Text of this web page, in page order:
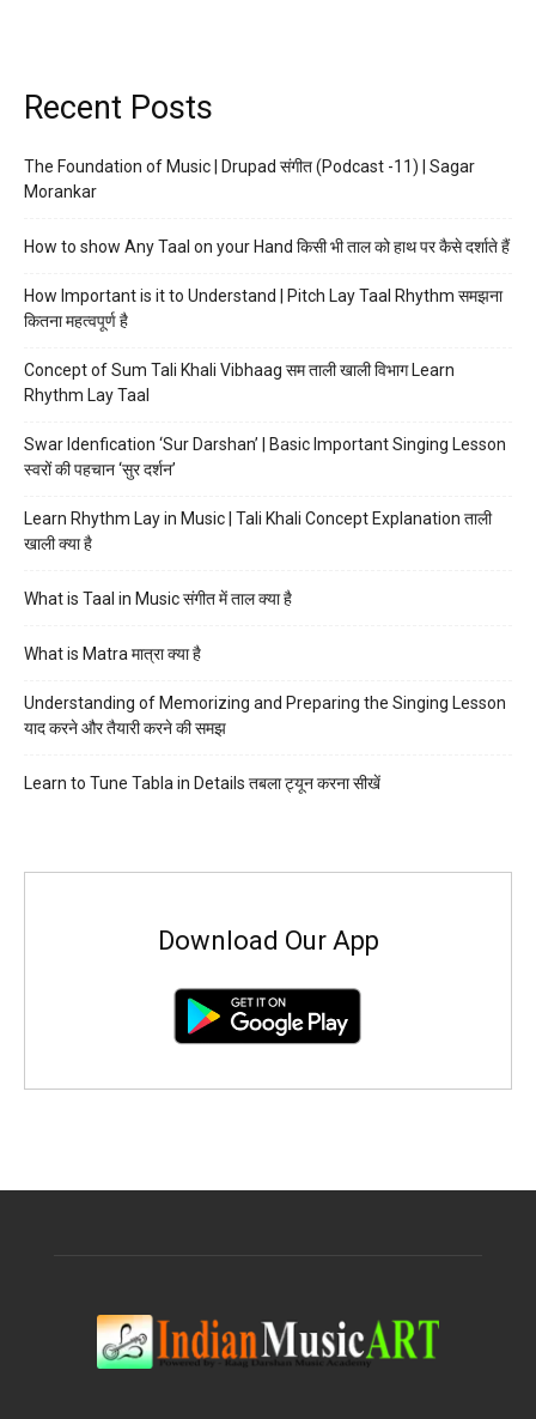
Recent Posts
The Foundation of Music | Drupad संगीत (Podcast -11) | Sagar
Morankar
How to show Any Taal on your Hand किसी भी ताल को हाथ पर कैसे दर्शाते हैं
How Important is it to Understand | Pitch Lay Taal Rhythm समझना
कितना महत्वपूर्ण है
Concept of Sum Tali Khali Vibhaag सम ताली खाली विभाग Learn
Rhythm Lay Taal
Swar Idenfication ‘Sur Darshan’ | Basic Important Singing Lesson
स्वरों की पहचान ‘सुर दर्शन’
Learn Rhythm Lay in Music | Tali Khali Concept Explanation ताली
खाली क्या है
What is Taal in Music संगीत में ताल क्या है
What is Matra मात्रा क्या है
Understanding of Memorizing and Preparing the Singing Lesson
याद करने और तैयारी करने की समझ
Learn to Tune Tabla in Details तबला ट्यून करना सीखें
Download Our App